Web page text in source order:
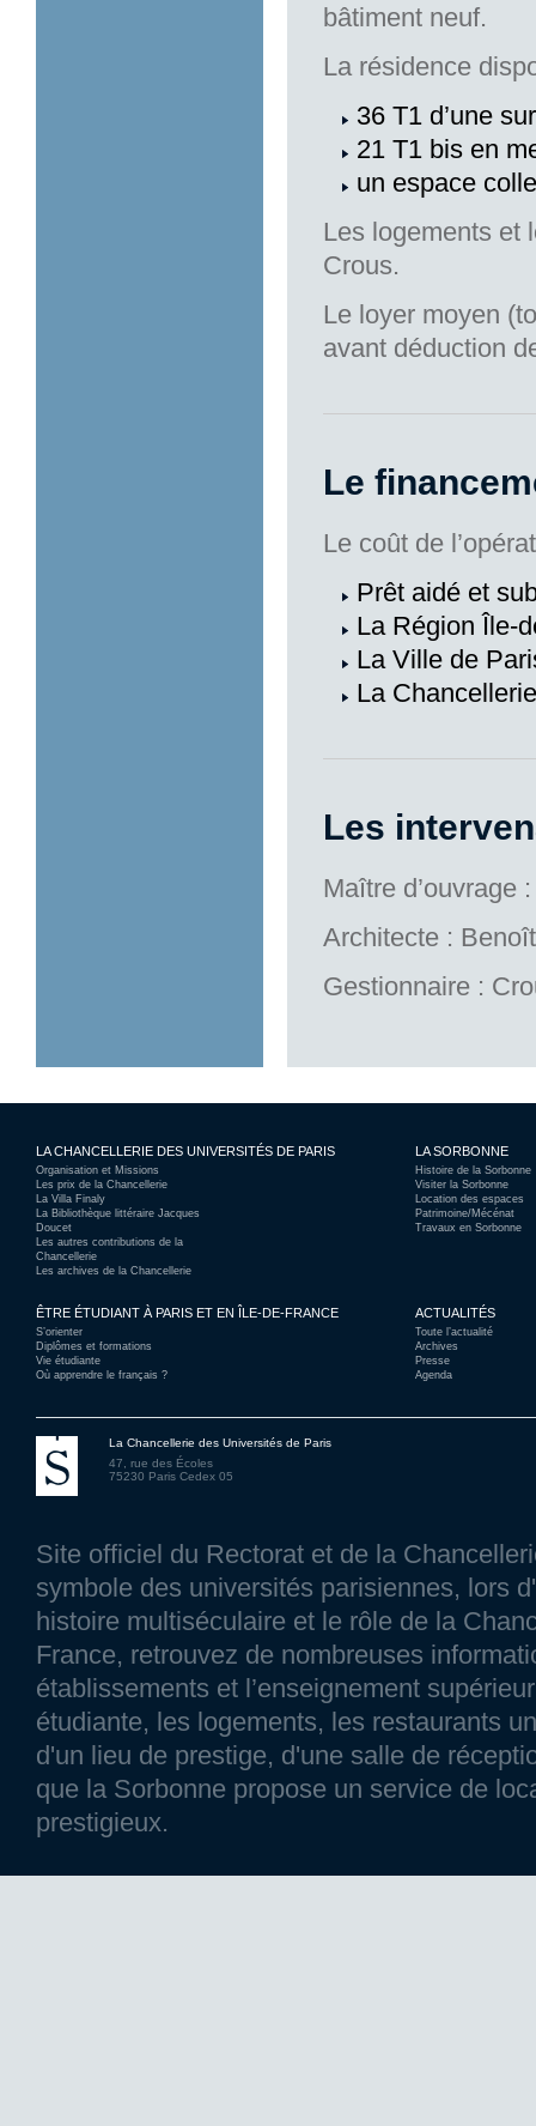
bâtiment neuf.
La résidence
36 T1 d’une
21 T1 bis en
un espace
Les logements et
Crous.
Le loyer moyen
avant déduction
Le
Le coût de
Prêt aidé et
La Région Île-
La Ville de
La
Les
Maître d’ouvrage
Architecte :
Gestionnaire :
LA CHANCELLERIE DES UNIVERSITÉS DE PARIS
Organisation et Missions
Les prix de la Chancellerie
La Villa Finaly
La Bibliothèque littéraire Jacques
Doucet
Les autres contributions de la
Chancellerie
Les archives de la Chancellerie
LA SORBONNE
Histoire de la Sorbonne
Visiter la Sorbonne
Location des espaces
Patrimoine/Mécénat
Travaux en Sorbonne
ÊTRE ÉTUDIANT À PARIS ET EN ÎLE-DE-FRANCE
S’orienter
Diplômes et formations
Vie étudiante
Où apprendre le français ?
ACTUALITÉS
Toute l’actualité
Archives
Presse
Agenda
La Chancellerie des Universités de Paris
47, rue des Écoles
75230 Paris Cedex 05
Site officiel du Rectorat et de la
symbole des universités parisiennes, lors
histoire multiséculaire et le rôle de la
France, retrouvez de nombreuses
établissements et l’enseignement
étudiante, les logements, les restaurants
d'un lieu de prestige, d'une salle de
que la Sorbonne propose un service de
prestigieux.